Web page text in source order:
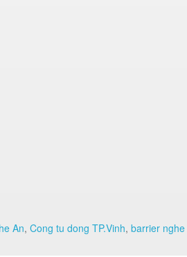
An, Cong tu dong TP.Vinh, barrier nghe